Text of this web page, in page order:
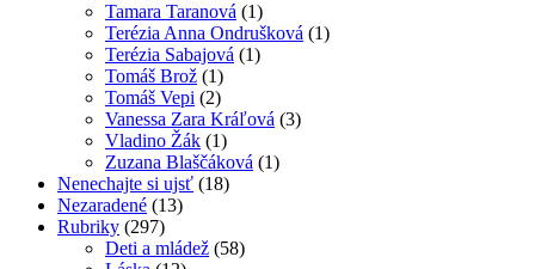
Tamara Taranová (1)
Terézia Anna Ondrušková (1)
Terézia Sabajová (1)
Tomáš Brož (1)
Tomáš Vepi (2)
Vanessa Zara Kráľová (3)
Vladino Žák (1)
Zuzana Blaščáková (1)
Nenechajte si ujsť (18)
Nezaradené (13)
Rubriky (297)
Deti a mládež (58)